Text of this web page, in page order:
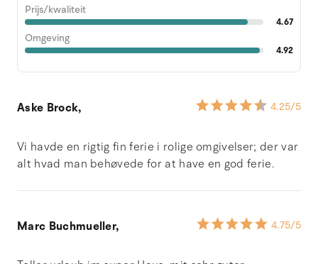
Prijs/kwaliteit
4.67
Omgeving
4.92
Aske Brock, 4.25/5
Vi havde en rigtig fin ferie i rolige omgivelser; der var
alt hvad man behøvede for at have en god ferie.
Marc Buchmueller, 4.75/5